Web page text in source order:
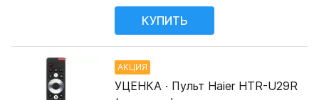
АКЦИЯ
УЦЕНКА · Пульт Haier HTR-U29R